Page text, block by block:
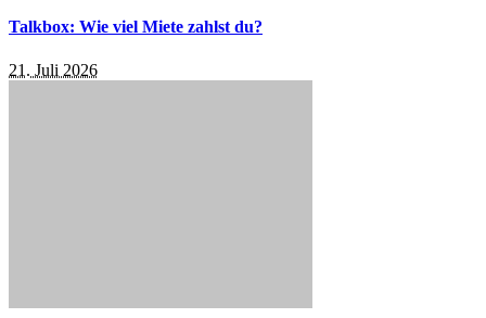
Talkbox: Wie viel Miete zahlst du?
21. Juli 2026